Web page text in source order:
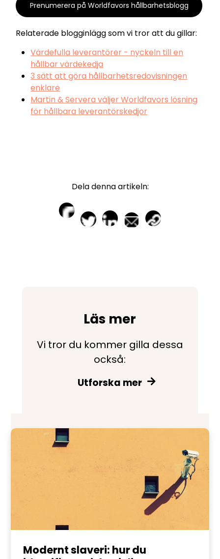
Prenumerera på Worldfavors hållbarhetsblogg
Relaterade blogginlägg som vi tror att du gillar:
Värdefulla leverantörer - nyckeln till en
hållbar värdekedja
3 sätt att göra hållbarhetsredovisningen
enklare
Martin & Servera väljer Worldfavors lösning
för hållbara leverantörskedjor
Dela denna artikeln:
Läs mer
Vi tror du kommer gilla dessa
också:
Utforska mer
Modernt slaveri: hur du